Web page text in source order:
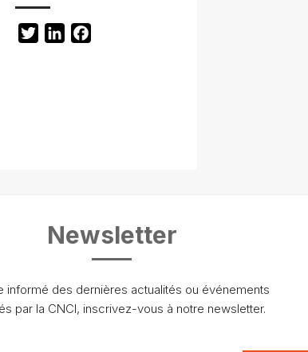
TwitterLinkedIn
Newsletter
informé des dernières actualités ou événements
par la CNCI, inscrivez-vous à notre newsletter.